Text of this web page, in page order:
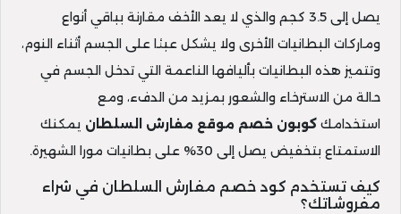
يصل إلى 3.5 كجم والذي لا يعد الأخف مقارنة بباقي أنواع
وماركات البطانيات الأخرى ولا يشكل عبئا على الجسم أثناء النوم،
وتتميز هذه البطانيات بأليافها الناعمة التي تدخل الجسم في
حالة من الاسترخاء والشعور بمزيد من الدفء، ومع
استخدامك كوبون خصم موقع مفارش السلطان يمكنك
الاستمتاع بتخفيض يصل إلى 30% على بطانيات مورا الشهيرة.
كيف تستخدم كود خصم مفارش السلطان في شراء
مفروشاتك؟